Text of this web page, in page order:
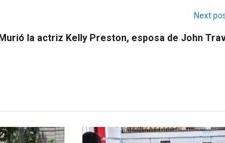
Next
la actriz Kelly Preston, esposa de John